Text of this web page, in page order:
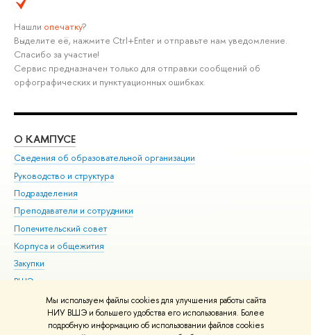
Мы используем файлы cookies для улучшения работы сайта
НИУ ВШЭ и большего удобства его использования. Более
подробную информацию об использовании файлов cookies
Нашли опечатку?
Выделите её, нажмите Ctrl+Enter и отправьте нам уведомление.
Спасибо за участие!
Сервис предназначен только для отправки сообщений об
орфографических и пунктуационных ошибках.
О КАМПУСЕ
Сведения об образовательной организации
Руководство и структура
Подразделения
Преподаватели и сотрудники
Попечительский совет
Корпуса и общежития
Закупки
ВШЭ для студентов с ограниченными возможностями
здоровья и инвалидностью
Версия для слабовидящих
Единая платежная страница